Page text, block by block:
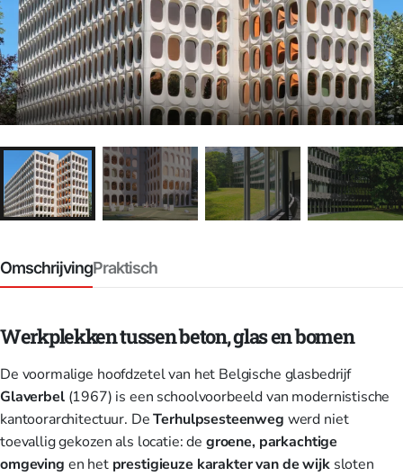
OmschrijvingPraktisch
Werkplekken tussen beton, glas en bomen
De voormalige hoofdzetel van het Belgische glasbedrijf
Glaverbel(1967) is een schoolvoorbeeld van modernistische
kantoorarchitectuur. DeTerhulpsesteenweg werd niet
toevallig gekozen als locatie: de groene, parkachtige
omgeving en het prestigieuze karakter van de wijksloten